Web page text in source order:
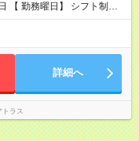
【 勤務曜日】 シフト制
せん（残業代支給）
詳細へ
トラス